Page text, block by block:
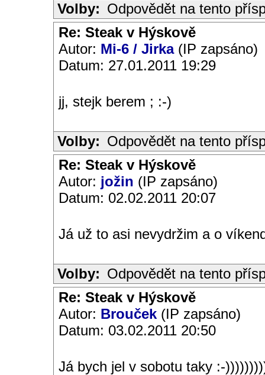
Volby: Odpovědět na tento
Re: Steak v Hýskově
Autor: Mi-6 / Jirka(IP zapsáno)
Datum: 27.01.2011 19:29
jj, stejk berem ; :-)
Volby: Odpovědět na tento
Re: Steak v Hýskově
Autor: jožin (IP zapsáno)
Datum: 02.02.2011 20:07
Já už to asi nevydržim a o
Volby: Odpovědět na tento
Re: Steak v Hýskově
Autor: Brouček (IP zapsáno)
Datum: 03.02.2011 20:50
Já bych jel v sobotu taky :-